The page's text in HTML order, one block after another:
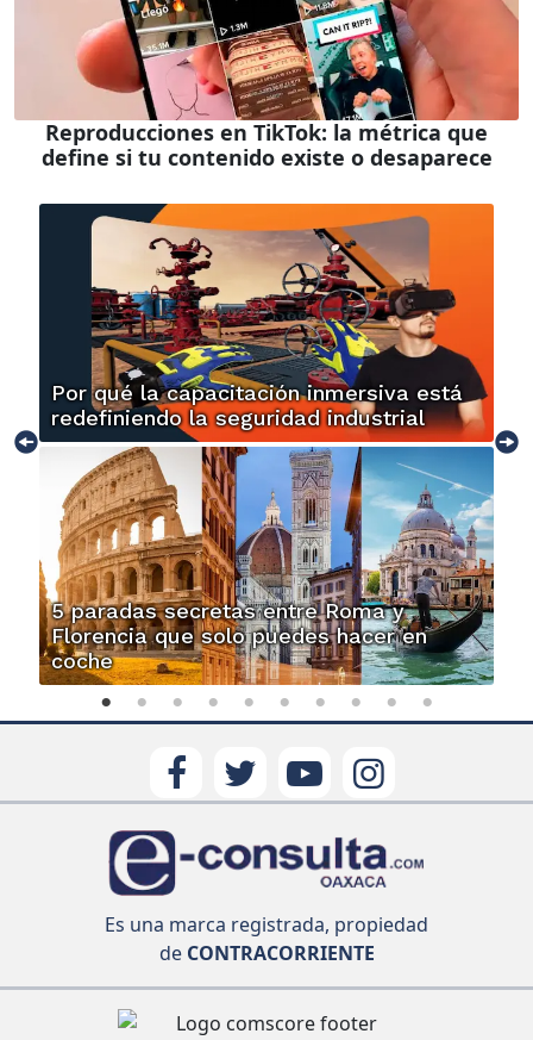
Reproducciones en TikTok: la métrica que
define si tu contenido existe o desaparece
Por qué la capacitación inmersiva está
redefiniendo la seguridad industrial
5 paradas secretas entre Roma y
Florencia que solo puedes hacer en
coche
Es una marca registrada, propiedad
deCONTRACORRIENTE